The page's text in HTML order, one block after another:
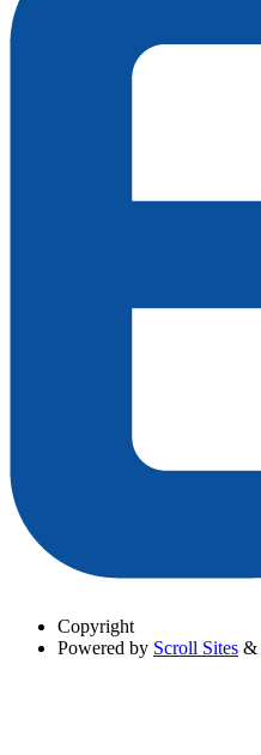
Copyright
Powered by Scroll Sites &